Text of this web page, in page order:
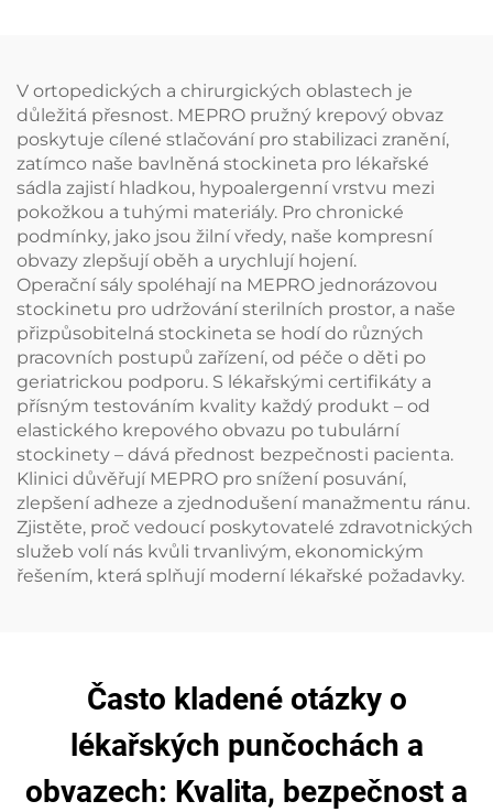
V ortopedických a chirurgických oblastech je
důležitá přesnost. MEPRO pružný krepový obvaz
poskytuje cílené stlačování pro stabilizaci zranění,
zatímco naše bavlněná stockineta pro lékařské
sádla zajistí hladkou, hypoalergenní vrstvu mezi
pokožkou a tuhými materiály. Pro chronické
podmínky, jako jsou žilní vředy, naše kompresní
obvazy zlepšují oběh a urychlují hojení.
Operační sály spoléhají na MEPRO jednorázovou
stockinetu pro udržování sterilních prostor, a naše
přizpůsobitelná stockineta se hodí do různých
pracovních postupů zařízení, od péče o děti po
geriatrickou podporu. S lékařskými certifikáty a
přísným testováním kvality každý produkt – od
elastického krepového obvazu po tubulární
stockinety – dává přednost bezpečnosti pacienta.
Klinici důvěřují MEPRO pro snížení posuvání,
zlepšení adheze a zjednodušení manažmentu ránu.
Zjistěte, proč vedoucí poskytovatelé zdravotnických
služeb volí nás kvůli trvanlivým, ekonomickým
řešením, která splňují moderní lékařské požadavky.
Často kladené otázky o
lékařských punčochách a
obvazech: Kvalita, bezpečnost a